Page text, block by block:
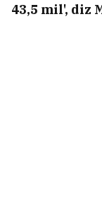
43,5 mil', diz